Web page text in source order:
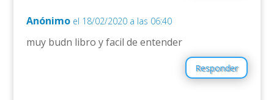
Anónimo el 18/02/2020 a las 06:40
muy budn libro y facil de entender
Responder